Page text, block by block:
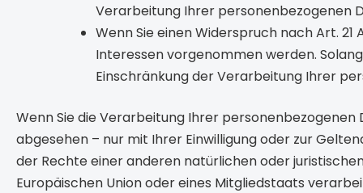
Verarbeitung Ihrer personenbezogenen
Wenn Sie einen Widerspruch nach Art. 21
Interessen vorgenommen werden.
Einschränkung der Verarbeitung Ihrer
Wenn Sie die Verarbeitung Ihrer
abgesehen – nur mit Ihrer Einwilligung oder zur
der Rechte einer anderen natürlichen oder
Europäischen Union oder eines Mitgliedstaats